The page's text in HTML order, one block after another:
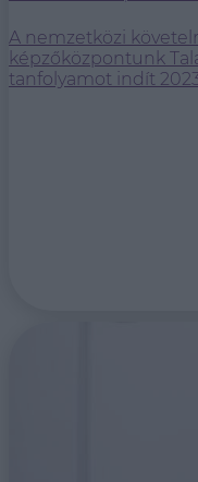
A nemzetközi
képzőközpontunk
tanfolyamot indít